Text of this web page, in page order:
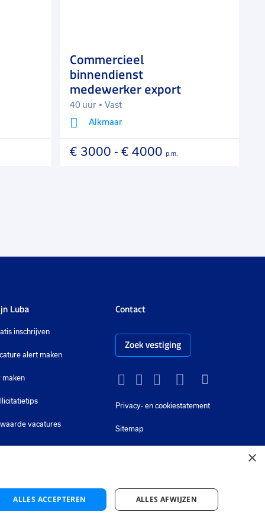
Commercieel
binnendienst
medewerker export
40 uur
Vast
Alkmaar
€ 3000 - € 4000 p.m.
Luba
inschrijven
alert maken
maken
vacatures
Contact
Zoek vestiging
Privacy- en cookiestatement
Sitemap
×
ALLES ACCEPTEREN ALLES AFWIJZEN